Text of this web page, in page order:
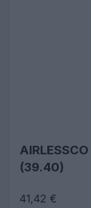
(39.40)
41,42 €